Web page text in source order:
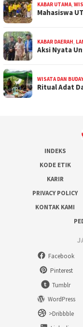
KABAR UTAMA,
Mahasiswa
KABAR DAERAH,
Aksi Nyata
WISATA DAN
Ritual Adat
INDEKS
KODE ETIK
KARIR
PRIVACY POLICY
KONTAK KAMI
Facebook
Pinterest
Tumblr
WordPress
>Dribbble